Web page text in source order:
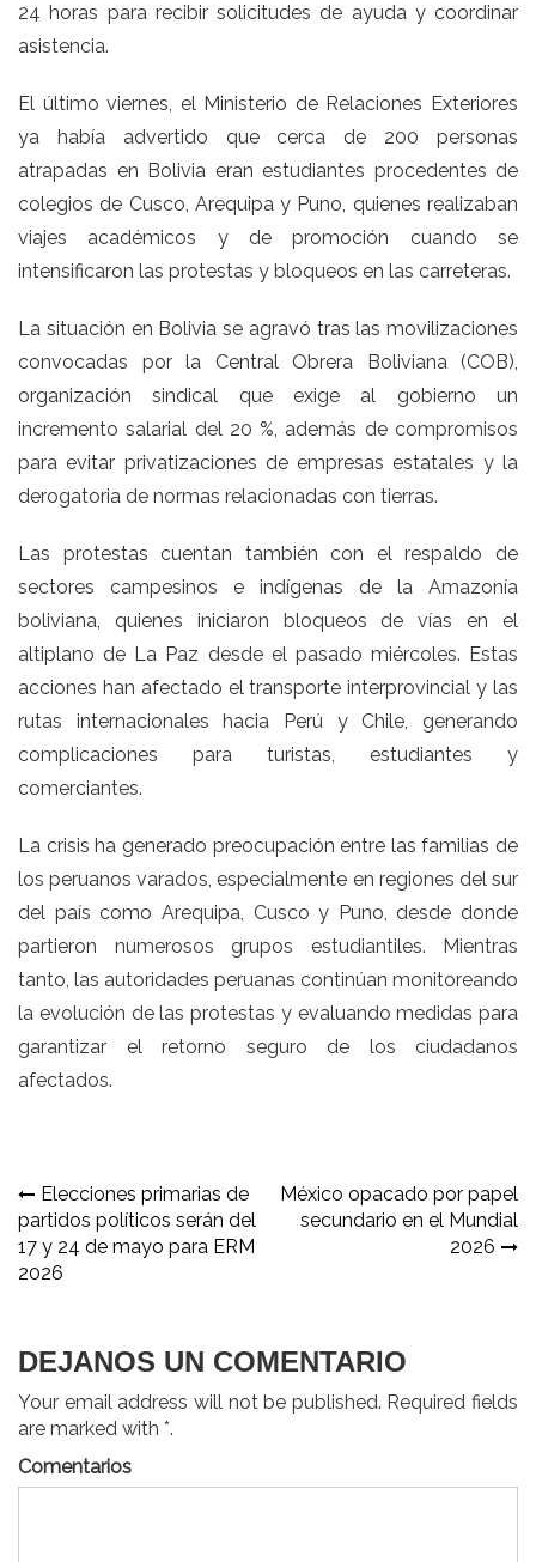
24 horas para recibir solicitudes de ayuda y coordinar
asistencia.
El último viernes, el Ministerio de Relaciones Exteriores
ya había advertido que cerca de 200 personas
atrapadas en Bolivia eran estudiantes procedentes de
colegios de Cusco, Arequipa y Puno, quienes realizaban
viajes académicos y de promoción cuando se
intensificaron las protestas y bloqueos en las carreteras.
La situación en Bolivia se agravó tras las movilizaciones
convocadas por la Central Obrera Boliviana (COB),
organización sindical que exige al gobierno un
incremento salarial del 20 %, además de compromisos
para evitar privatizaciones de empresas estatales y la
derogatoria de normas relacionadas con tierras.
Las protestas cuentan también con el respaldo de
sectores campesinos e indígenas de la Amazonía
boliviana, quienes iniciaron bloqueos de vías en el
altiplano de La Paz desde el pasado miércoles. Estas
acciones han afectado el transporte interprovincial y las
rutas internacionales hacia Perú y Chile, generando
complicaciones para turistas, estudiantes y
comerciantes.
La crisis ha generado preocupación entre las familias de
los peruanos varados, especialmente en regiones del sur
del país como Arequipa, Cusco y Puno, desde donde
partieron numerosos grupos estudiantiles. Mientras
tanto, las autoridades peruanas continúan monitoreando
la evolución de las protestas y evaluando medidas para
garantizar el retorno seguro de los ciudadanos
afectados.
Navegación
de
entradas
Elecciones primarias de
partidos políticos serán del
17 y 24 de mayo para ERM
2026
México opacado por papel
secundario en el Mundial
2026
DEJANOS UN COMENTARIO
Your email address will not be published. Required fields
are marked with *.
Comentarios